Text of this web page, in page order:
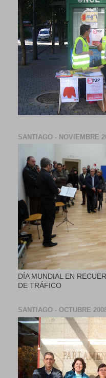
SANTIAGO - NOVIEMBRE
DÍA MUNDIAL EN
DE TRÁFICO
SANTIAGO - OCTUBRE